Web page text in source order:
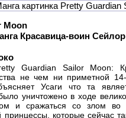
Moon
Красавица-воин
Guardian Sailor Moon:
не чем ни приметной
Усаги что та
уничтожено в ходе
и сражаться со злом во
которые сейчас